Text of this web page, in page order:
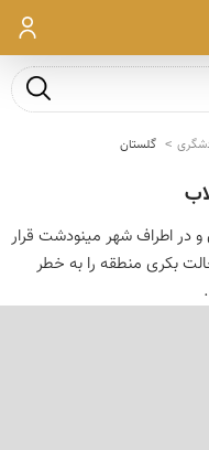
ورود
جست و
گلستان
در اطراف شهر مینودشت قرار
بکری منطقه را به خطر